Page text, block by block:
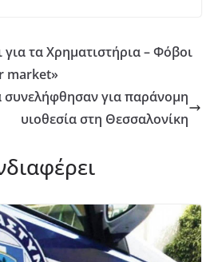
τα Χρηματιστήρια – Φόβοι
market»
συνελήφθησαν για παράνομη
υιοθεσία στη Θεσσαλονίκη